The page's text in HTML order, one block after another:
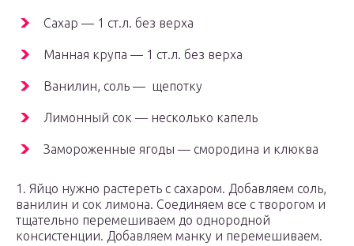
Сахар — 1 ст.л. без верха
Манная крупа — 1 ст.л. без верха
Ванилин, соль — щепотку
Лимонный сок — несколько капель
Замороженные ягоды — смородина и клюква
1. Яйцо нужно растереть с сахаром. Добавляем соль,
ванилин и сок лимона. Соединяем все с творогом и
тщательно перемешиваем до однородной
консистенции. Добавляем манку и перемешиваем.